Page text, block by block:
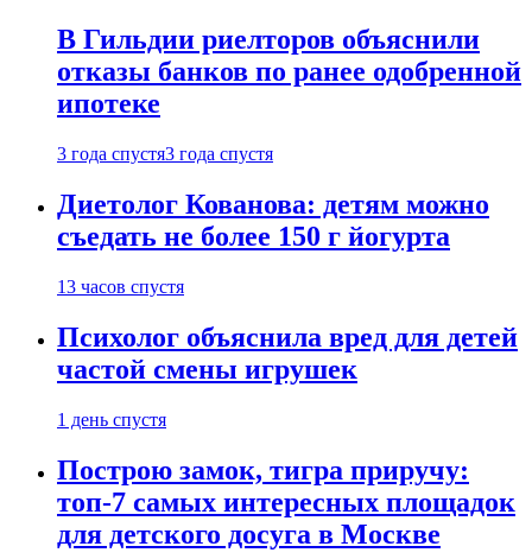
В Гильдии риелторов объяснили
отказы банков по ранее одобренной
ипотеке
3 года спустя3 года спустя
Диетолог Кованова: детям можно
съедать не более 150 г йогурта
13 часов спустя
Психолог объяснила вред для детей
частой смены игрушек
1 день спустя
Построю замок, тигра приручу:
топ-7 самых интересных площадок
для детского досуга в Москве